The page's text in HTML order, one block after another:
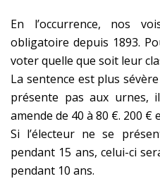
En l’occurrence, nos
obligatoire depuis 1893.
voter quelle que soit leur
La sentence est plus
présente pas aux urnes,
amende de 40 à 80 €. 200 €
Si l’électeur ne se
pendant 15 ans, celui-ci
pendant 10 ans.